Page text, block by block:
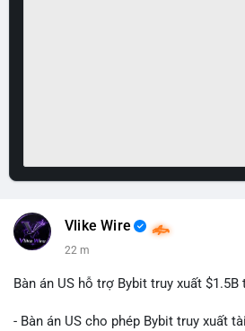
Vlike Wire
22 m
Bàn án US hỗ trợ Bybit truy xuất
- Bàn án US cho phép Bybit truy xuất